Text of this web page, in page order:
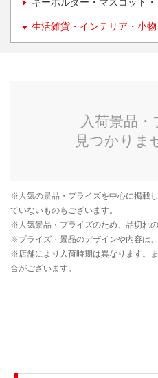
生活雑貨・インテリア・小物